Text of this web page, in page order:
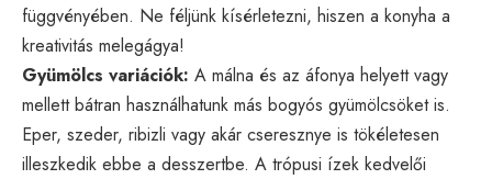
függvényében. Ne féljünk kísérletezni, hiszen a konyha a
kreativitás melegágya!
Gyümölcs variációk: A málna és az áfonya helyett vagy
mellett bátran használhatunk más bogyós gyümölcsöket is.
Eper, szeder, ribizli vagy akár cseresznye is tökéletesen
illeszkedik ebbe a desszertbe. A trópusi ízek kedvelői